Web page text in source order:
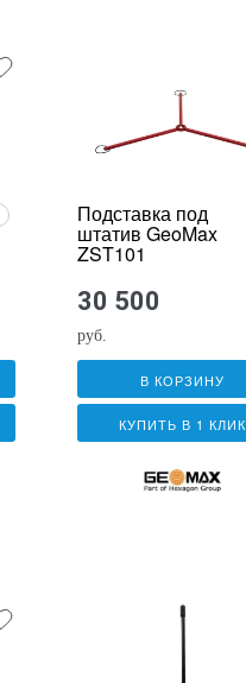
Подставка под
штатив GeoMax
ZST101
30 500
руб.
В КОРЗИНУ
КУПИТЬ В 1 КЛИК